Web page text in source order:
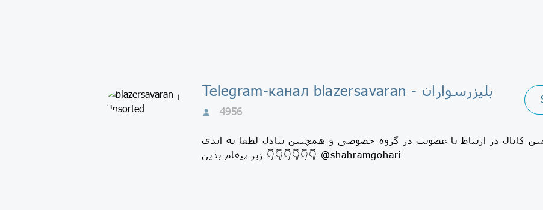
Telegram-канал blazersavaran - بلیزرسواران
4956
کانال در ارتباط با عضویت در گروه خصوصی و همچنین تبادل لطفا به ایدی
زیر پیغام بدین 👇👇👇👇👇👇 @shahramgohari